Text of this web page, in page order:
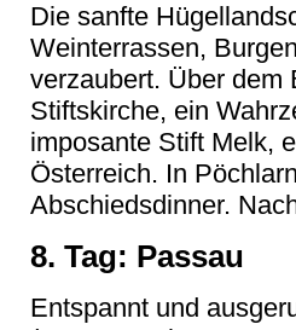
Die sanfte
Weinterrassen,
verzaubert. Über dem
Stiftskirche, ein
imposante Stift Melk,
Österreich. In
Abschiedsdinner.
8. Tag: Passau
Entspannt und